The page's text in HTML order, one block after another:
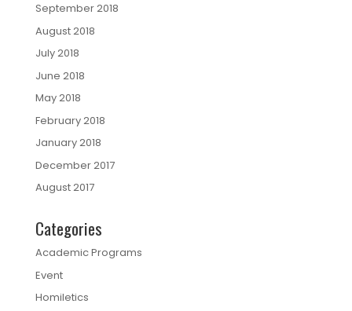
September 2018
August 2018
July 2018
June 2018
May 2018
February 2018
January 2018
December 2017
August 2017
Categories
Academic Programs
Event
Homiletics